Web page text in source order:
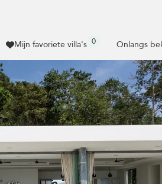
Mijn favoriete villa's 0 Onlangs